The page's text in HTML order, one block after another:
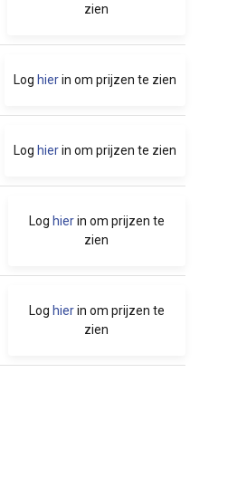
zien
Log hierin om prijzen te zien
Log hierin om prijzen te zien
Log hierin om prijzen te
zien
Log hierin om prijzen te
zien